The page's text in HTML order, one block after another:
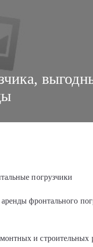
погрузчики
фронтального
и строительных